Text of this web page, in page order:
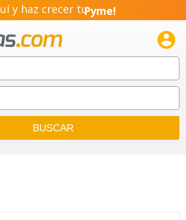
y haz crecer tuPyme!
Emprendimiento!
